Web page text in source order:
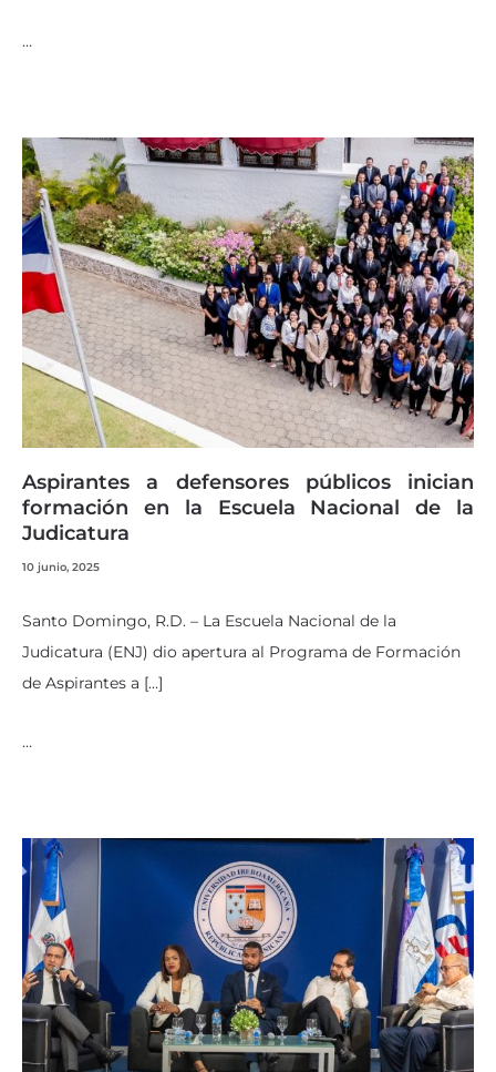
…
Aspirantes a defensores públicos inician
formación en la Escuela Nacional de la
Judicatura
10 junio, 2025
Santo Domingo, R.D. – La Escuela Nacional de la
Judicatura (ENJ) dio apertura al Programa de Formación
de Aspirantes a […]
…